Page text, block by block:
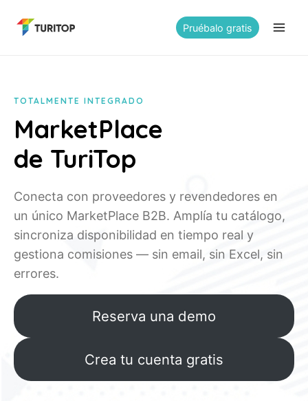
Pruébalo gratis
TOTALMENTE INTEGRADO
MarketPlace
de TuriTop
Conecta con proveedores y revendedores en
un único MarketPlace B2B. Amplía tu catálogo,
sincroniza disponibilidad en tiempo real y
gestiona comisiones — sin email, sin Excel, sin
errores.
Reserva una demo
Crea tu cuenta gratis